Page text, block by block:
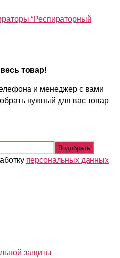
“Респираторный
товар!
и менеджер с вами
нужный для вас товар
персональных данных
защиты